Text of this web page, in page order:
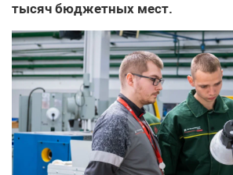
тысяч бюджетных мест.